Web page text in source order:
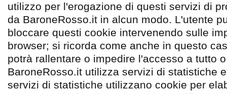
utilizzo per l'erogazione di questi servizi di
da BaroneRosso.it in alcun modo. L'utente
bloccare questi cookie intervenendo sulle
browser; si ricorda come anche in questo
potrà rallentare o impedire l'accesso a tutto
BaroneRosso.it utilizza servizi di statistiche
servizi di statistiche utilizzano cookie per